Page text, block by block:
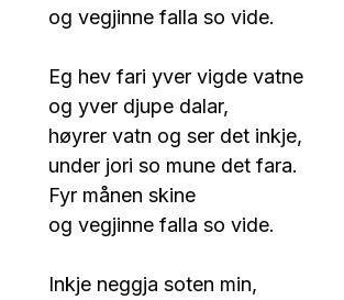
og vegjinne falla so vide.
Eg hev fari yver vigde vatne
og yver djupe dalar,
høyrer vatn og ser det inkje,
under jori so mune det fara.
Fyr månen skine
og vegjinne falla so vide.
Inkje neggja soten min,